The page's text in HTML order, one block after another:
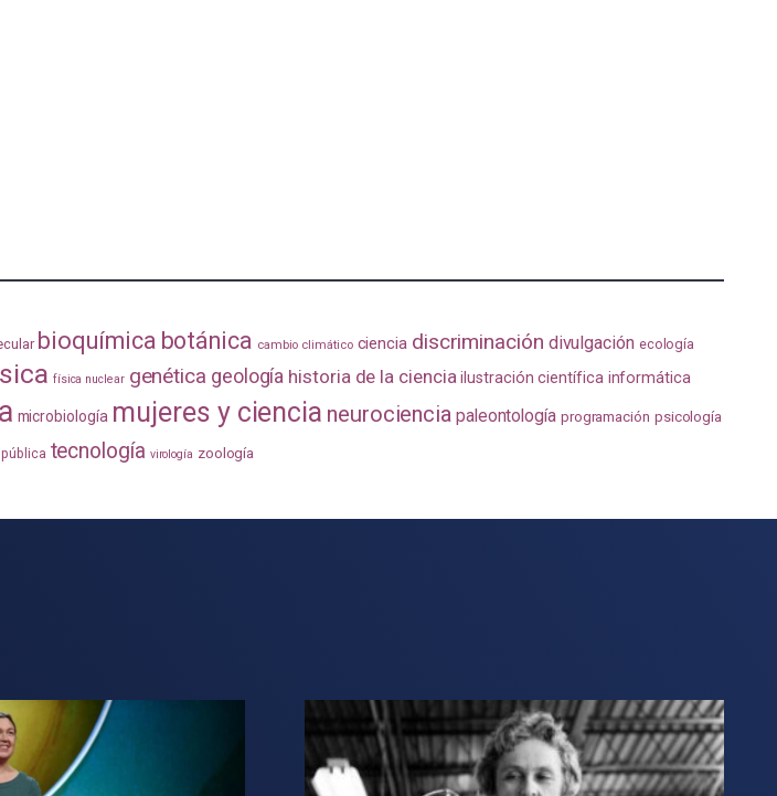
bioquímica botánica cambio climático ciencia discriminación divulgación ecología
física nuclear genética geología historia de la ciencia ilustración científica informática
microbiología mujeres y ciencia neurociencia paleontología programación psicología
tecnología virología zoología